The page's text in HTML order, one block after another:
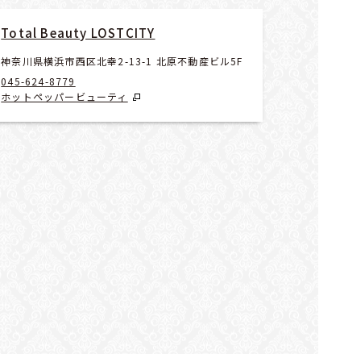
Total Beauty LOSTCITY
神奈川県横浜市西区北幸2-13-1 北原不動産ビル5F
045-624-8779
ホットペッパービューティ